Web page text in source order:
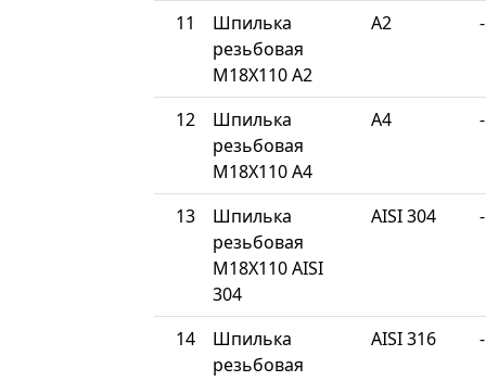
11
Шпилька
резьбовая
М18Х110 A2
A2 -
12
Шпилька
резьбовая
М18Х110 A4
A4 -
13
Шпилька
резьбовая
М18Х110 AISI
304
AISI 304 -
14
Шпилька
резьбовая
AISI 316 -